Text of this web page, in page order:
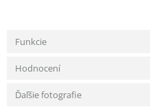
Funkcie
Hodnocení
Ďaľšie fotografie